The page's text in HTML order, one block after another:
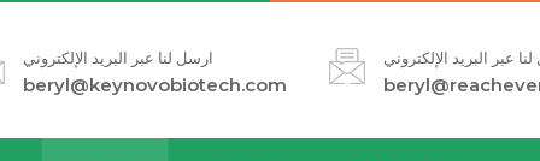
ارسل لنا عبر البريد الإلكتروني
beryl@keynovobiotech.com
عبر البريد الإلكتروني